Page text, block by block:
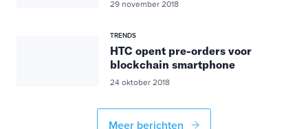
29 november 2018
TRENDS
HTC opent pre-orders voor
blockchain smartphone
24 oktober 2018
Meer berichten